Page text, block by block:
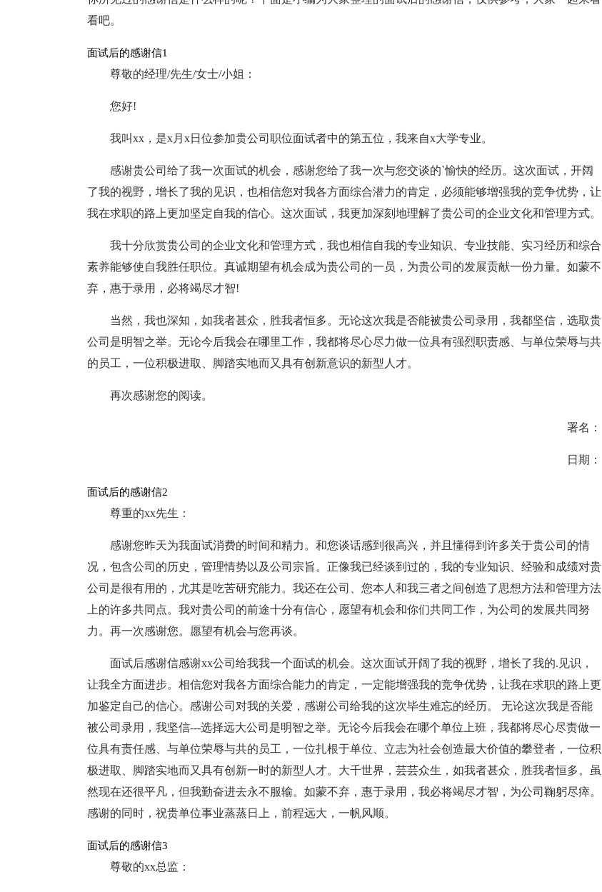
看吧。
面试后的感谢信1
尊敬的经理/先生/女士/小姐：
您好!
我叫xx，是x月x日位参加贵公司职位面试者中的第五位，我来自x大学专业。
感谢贵公司给了我一次面试的机会，感谢您给了我一次与您交谈的`愉快的经历。这次面试，开阔
了我的视野，增长了我的见识，也相信您对我各方面综合潜力的肯定，必须能够增强我的竞争优势，让
我在求职的路上更加坚定自我的信心。这次面试，我更加深刻地理解了贵公司的企业文化和管理方式。
我十分欣赏贵公司的企业文化和管理方式，我也相信自我的专业知识、专业技能、实习经历和综合
素养能够使自我胜任职位。真诚期望有机会成为贵公司的一员，为贵公司的发展贡献一份力量。如蒙不
弃，惠于录用，必将竭尽才智!
当然，我也深知，如我者甚众，胜我者恒多。无论这次我是否能被贵公司录用，我都坚信，选取贵
公司是明智之举。无论今后我会在哪里工作，我都将尽心尽力做一位具有强烈职责感、与单位荣辱与共
的员工，一位积极进取、脚踏实地而又具有创新意识的新型人才。
再次感谢您的阅读。
署名：
日期：
面试后的感谢信2
尊重的xx先生：
感谢您昨天为我面试消费的时间和精力。和您谈话感到很高兴，并且懂得到许多关于贵公司的情
况，包含公司的历史，管理情势以及公司宗旨。正像我已经谈到过的，我的专业知识、经验和成绩对贵
公司是很有用的，尤其是吃苦研究能力。我还在公司、您本人和我三者之间创造了思想方法和管理方法
上的许多共同点。我对贵公司的前途十分有信心，愿望有机会和你们共同工作，为公司的发展共同努
力。再一次感谢您。愿望有机会与您再谈。
面试后感谢信感谢xx公司给我我一个面试的机会。这次面试开阔了我的视野，增长了我的.见识，
让我全方面进步。相信您对我各方面综合能力的肯定，一定能增强我的竞争优势，让我在求职的路上更
加鉴定自己的信心。感谢公司对我的关爱，感谢公司给我的这次毕生难忘的经历。 无论这次我是否能
被公司录用，我坚信---选择远大公司是明智之举。无论今后我会在哪个单位上班，我都将尽心尽责做一
位具有责任感、与单位荣辱与共的员工，一位扎根于单位、立志为社会创造最大价值的攀登者，一位积
极进取、脚踏实地而又具有创新一时的新型人才。大千世界，芸芸众生，如我者甚众，胜我者恒多。虽
然现在还很平凡，但我勤奋进去永不服输。如蒙不弃，惠于录用，我必将竭尽才智，为公司鞠躬尽瘁。
感谢的同时，祝贵单位事业蒸蒸日上，前程远大，一帆风顺。
面试后的感谢信3
尊敬的xx总监：